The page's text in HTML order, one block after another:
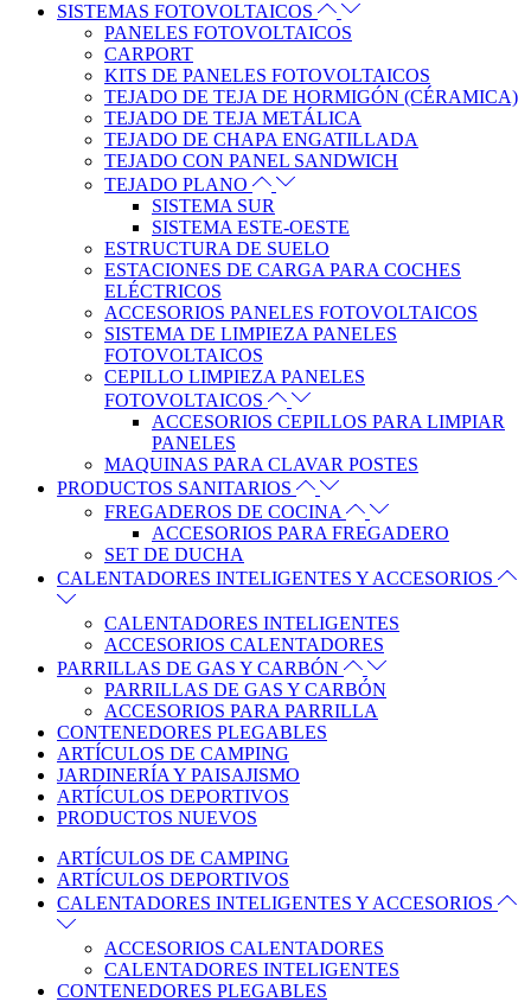
SISTEMAS FOTOVOLTAICOS
PANELES FOTOVOLTAICOS
CARPORT
KITS DE PANELES FOTOVOLTAICOS
TEJADO DE TEJA DE HORMIGÓN (CÉRAMICA)
TEJADO DE TEJA METÁLICA
TEJADO DE CHAPA ENGATILLADA
TEJADO CON PANEL SANDWICH
TEJADO PLANO
SISTEMA SUR
SISTEMA ESTE-OESTE
ESTRUCTURA DE SUELO
ESTACIONES DE CARGA PARA COCHES
ELÉCTRICOS
ACCESORIOS PANELES FOTOVOLTAICOS
SISTEMA DE LIMPIEZA PANELES
FOTOVOLTAICOS
CEPILLO LIMPIEZA PANELES
FOTOVOLTAICOS
ACCESORIOS CEPILLOS PARA LIMPIAR
PANELES
MAQUINAS PARA CLAVAR POSTES
PRODUCTOS SANITARIOS
FREGADEROS DE COCINA
ACCESORIOS PARA FREGADERO
SET DE DUCHA
CALENTADORES INTELIGENTES Y ACCESORIOS
CALENTADORES INTELIGENTES
ACCESORIOS CALENTADORES
PARRILLAS DE GAS Y CARBÓN
PARRILLAS DE GAS Y CARBÓN
ACCESORIOS PARA PARRILLA
CONTENEDORES PLEGABLES
ARTÍCULOS DE CAMPING
JARDINERÍA Y PAISAJISMO
ARTÍCULOS DEPORTIVOS
PRODUCTOS NUEVOS
ARTÍCULOS DE CAMPING
ARTÍCULOS DEPORTIVOS
CALENTADORES INTELIGENTES Y ACCESORIOS
ACCESORIOS CALENTADORES
CALENTADORES INTELIGENTES
CONTENEDORES PLEGABLES